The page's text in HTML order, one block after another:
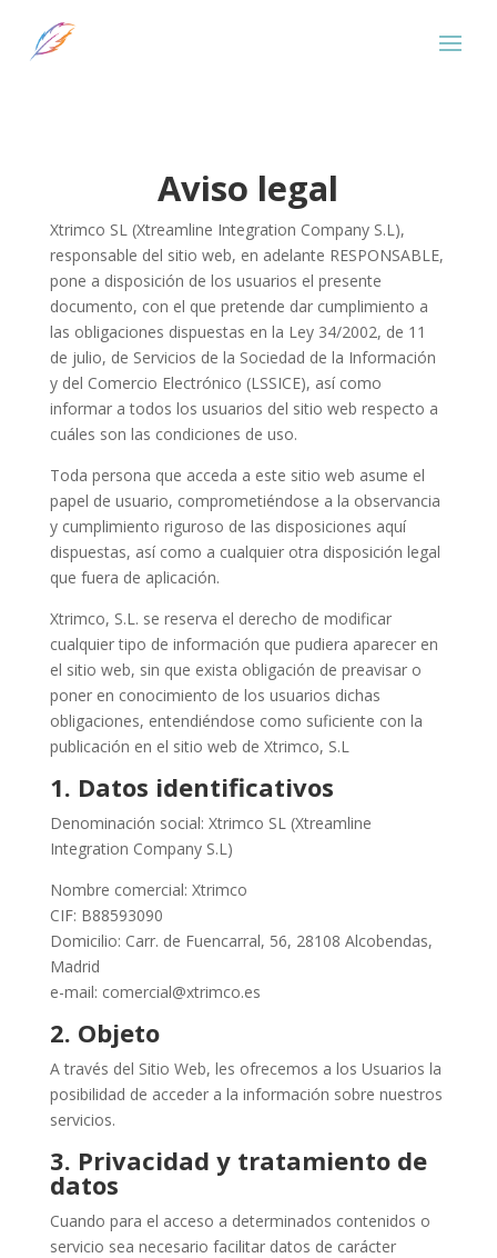
Aviso legal
Xtrimco SL (Xtreamline Integration Company S.L),
responsable del sitio web, en adelante RESPONSABLE,
pone a disposición de los usuarios el presente
documento, con el que pretende dar cumplimiento a
las obligaciones dispuestas en la Ley 34/2002, de 11
de julio, de Servicios de la Sociedad de la Información
y del Comercio Electrónico (LSSICE), así como
informar a todos los usuarios del sitio web respecto a
cuáles son las condiciones de uso.
Toda persona que acceda a este sitio web asume el
papel de usuario, comprometiéndose a la observancia
y cumplimiento riguroso de las disposiciones aquí
dispuestas, así como a cualquier otra disposición legal
que fuera de aplicación.
Xtrimco, S.L. se reserva el derecho de modificar
cualquier tipo de información que pudiera aparecer en
el sitio web, sin que exista obligación de preavisar o
poner en conocimiento de los usuarios dichas
obligaciones, entendiéndose como suficiente con la
publicación en el sitio web de Xtrimco, S.L
1. Datos identificativos
Denominación social: Xtrimco SL (Xtreamline
Integration Company S.L)
Nombre comercial: Xtrimco
CIF: B88593090
Domicilio: Carr. de Fuencarral, 56, 28108 Alcobendas,
Madrid
e-mail: comercial@xtrimco.es
2. Objeto
A través del Sitio Web, les ofrecemos a los Usuarios la
posibilidad de acceder a la información sobre nuestros
servicios.
3. Privacidad y tratamiento de
datos
Cuando para el acceso a determinados contenidos o
servicio sea necesario facilitar datos de carácter